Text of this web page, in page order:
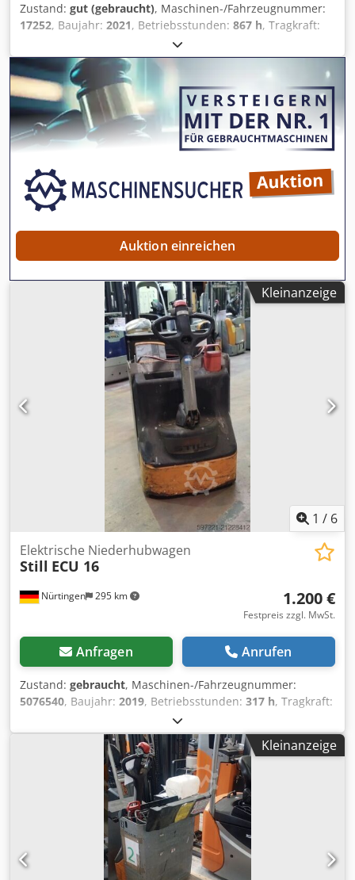
Zustand: gut (gebraucht), Maschinen-/Fahrzeugnummer:
17252, Baujahr: 2021, Betriebsstunden: 867 h, Tragkraft:
, Kraftstofftyp:
Masttyp:Sonstige, Bauhöhe:1.350 mm, Batteriespannung:
24 V, Gabellänge: 1.600 mm , Gesamtgewicht:
5227940 Chodpfx Aezp T H Tjpyja Seriennummer:
F20165Y00150 Batterieinformationen: 24 V, 2 PzS, 150 Ah
Auktion einreichen
Kleinanzeige
1 / 6
Nürtingen 295 km
Elektrische Niederhubwagen
Still ECU 16
1.200 €
Festpreis zzgl. MwSt.
Anfragen Anrufen
Zustand: gebraucht, Maschinen-/Fahrzeugnummer:
5076540, Baujahr: 2019, Betriebsstunden: 317 h, Tragkraft:
600 mm
elektrisch, Masttyp:Sonstige, 5076540 Seriennummer:
F20165V0067 Chsdsyi I N Repfx Apyea
Kleinanzeige